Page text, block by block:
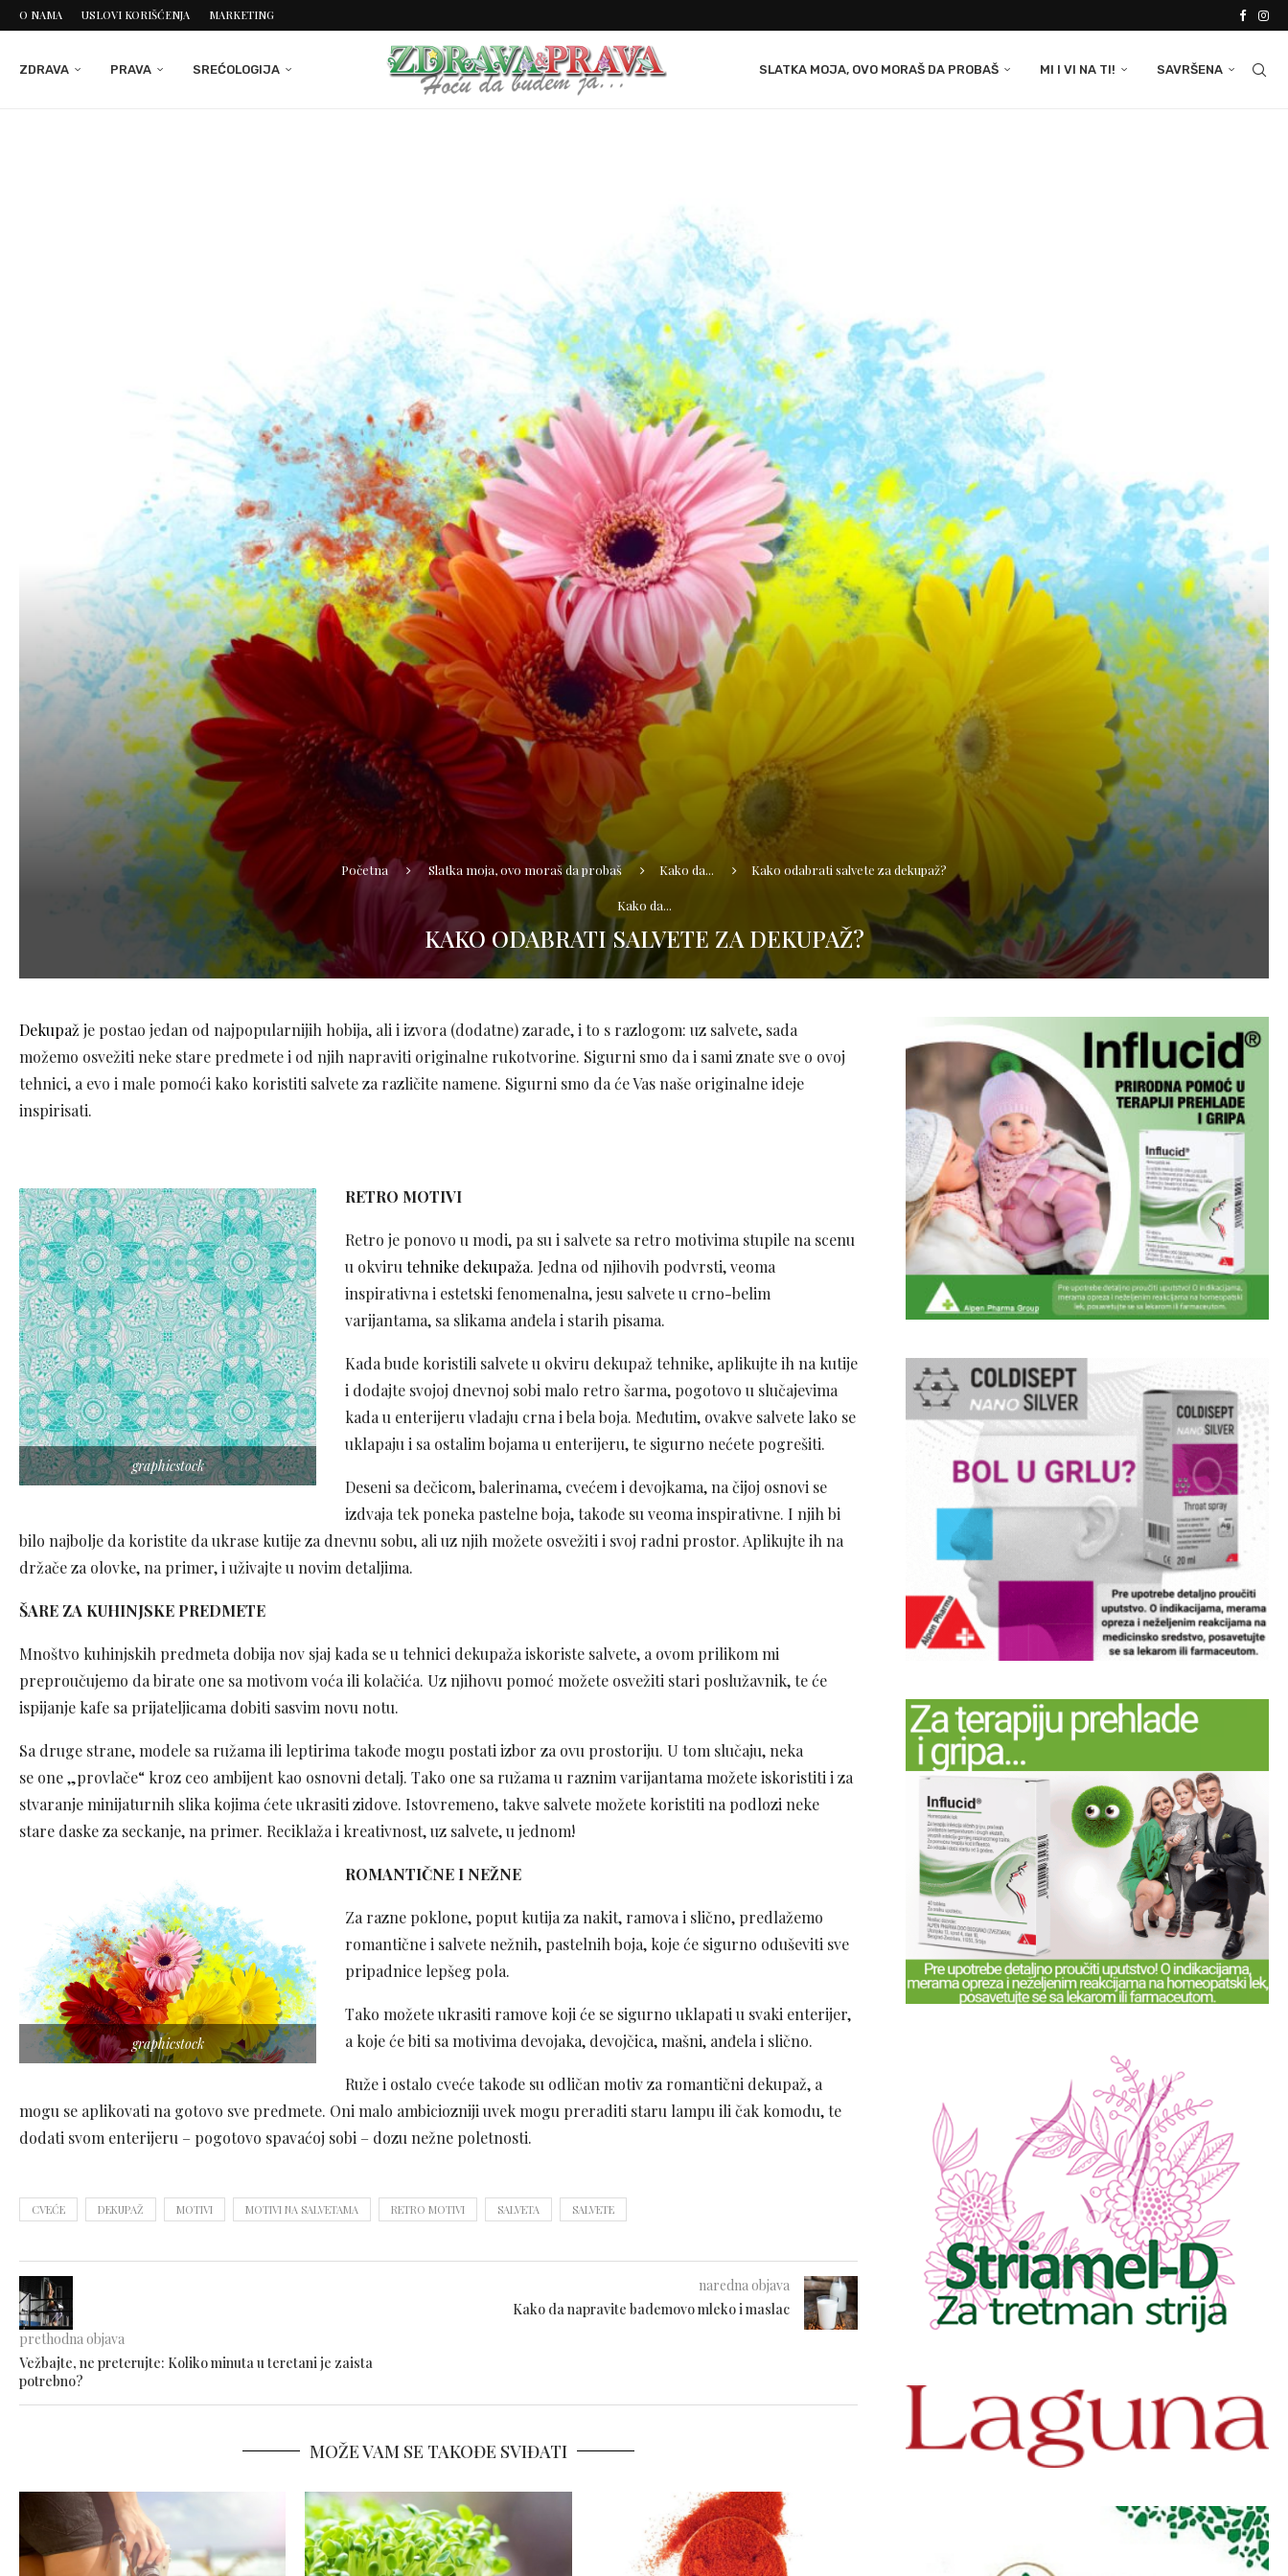
O NAMA USLOVI KORIŠĆENJA MARKETING
ZDRAVA PRAVA SREĆOLOGIJA SLATKA MOJA, OVO MORAŠ DA PROBAŠ MI I VI NA TI! SAVRŠENA
Početna Slatka moja, ovo moraš da probaš Kako da... Kako odabrati salvete za dekupaž?
Kako da...
KAKO ODABRATI SALVETE ZA DEKUPAŽ?
Dekupaž je postao jedan od najpopularnijih hobija, ali i izvora (dodatne) zarade, i to s razlogom: uz salvete, sada
možemo osvežiti neke stare predmete i od njih napraviti originalne rukotvorine. Sigurni smo da i sami znate sve o ovoj
tehnici, a evo i male pomoći kako koristiti salvete za različite namene. Sigurni smo da će Vas naše originalne ideje
inspirisati.
graphicstock
RETRO MOTIVI
Retro je ponovo u modi, pa su i salvete sa retro motivima stupile na scenu
u okviru tehnike dekupaža. Jedna od njihovih podvrsti, veoma
inspirativna i estetski fenomenalna, jesu salvete u crno-belim
varijantama, sa slikama anđela i starih pisama.
Kada bude koristili salvete u okviru dekupaž tehnike, aplikujte ih na kutije
i dodajte svojoj dnevnoj sobi malo retro šarma, pogotovo u slučajevima
kada u enterijeru vladaju crna i bela boja. Međutim, ovakve salvete lako se
uklapaju i sa ostalim bojama u enterijeru, te sigurno nećete pogrešiti.
Deseni sa dečicom, balerinama, cvećem i devojkama, na čijoj osnovi se
izdvaja tek poneka pastelne boja, takođe su veoma inspirativne. I njih bi
bilo najbolje da koristite da ukrase kutije za dnevnu sobu, ali uz njih možete osvežiti i svoj radni prostor. Aplikujte ih na
držače za olovke, na primer, i uživajte u novim detaljima.
ŠARE ZA KUHINJSKE PREDMETE
Mnoštvo kuhinjskih predmeta dobija nov sjaj kada se u tehnici dekupaža iskoriste salvete, a ovom prilikom mi
preproučujemo da birate one sa motivom voća ili kolačića. Uz njihovu pomoć možete osvežiti stari poslužavnik, te će
ispijanje kafe sa prijateljicama dobiti sasvim novu notu.
Sa druge strane, modele sa ružama ili leptirima takođe mogu postati izbor za ovu prostoriju. U tom slučaju, neka
se one „provlače“ kroz ceo ambijent kao osnovni detalj. Tako one sa ružama u raznim varijantama možete iskoristiti i za
stvaranje minijaturnih slika kojima ćete ukrasiti zidove. Istovremeno, takve salvete možete koristiti na podlozi neke
stare daske za seckanje, na primer. Reciklaža i kreativnost, uz salvete, u jednom!
graphicstock
ROMANTIČNE I NEŽNE
Za razne poklone, poput kutija za nakit, ramova i slično, predlažemo
romantične i salvete nežnih, pastelnih boja, koje će sigurno oduševiti sve
pripadnice lepšeg pola.
Tako možete ukrasiti ramove koji će se sigurno uklapati u svaki enterijer,
a koje će biti sa motivima devojaka, devojčica, mašni, anđela i slično.
Ruže i ostalo cveće takođe su odličan motiv za romantični dekupaž, a
mogu se aplikovati na gotovo sve predmete. Oni malo ambiciozniji uvek mogu preraditi staru lampu ili čak komodu, te
dodati svom enterijeru – pogotovo spavaćoj sobi – dozu nežne poletnosti.
CVEĆE DEKUPAŽ MOTIVI MOTIVI NA SALVETAMA RETRO MOTIVI SALVETA SALVETE
prethodna objava
Vežbajte, ne preterujte: Koliko minuta u teretani je zaista
potrebno?
naredna objava
Kako da napravite bademovo mleko i maslac
MOŽE VAM SE TAKOĐE SVIĐATI